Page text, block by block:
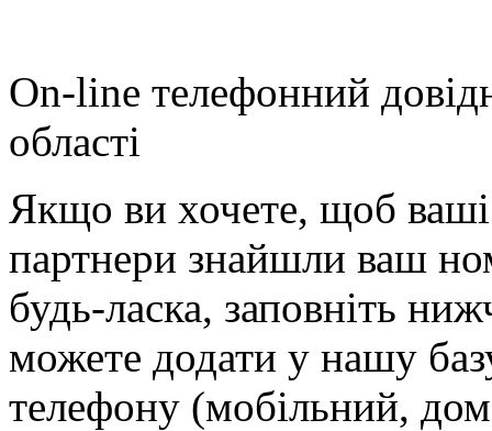
On-line телефонний
області
Якщо ви хочете, щоб ваші
партнери знайшли ваш
будь-ласка, заповніть
можете додати у нашу
телефону (мобільний,